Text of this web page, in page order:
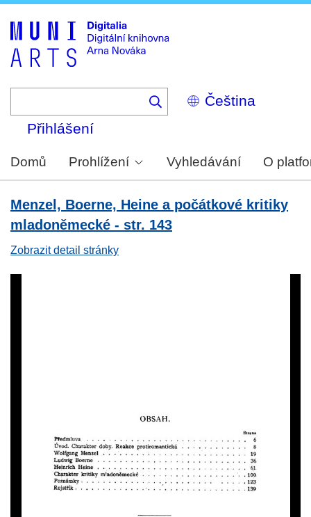
Select
your
Přihlášení
Domů Prohlížení Vyhledávání O
Menzel, Boerne, Heine a počátkové kritiky
mladoněmecké - str. 143
Zobrazit detail stránky